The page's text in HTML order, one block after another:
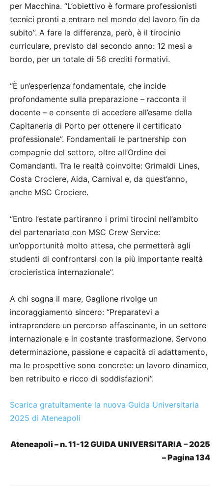
per Macchina. “L’obiettivo è formare professionisti
tecnici pronti a entrare nel mondo del lavoro fin da
subito”. A fare la differenza, però, è il tirocinio
curriculare, previsto dal secondo anno: 12 mesi a
bordo, per un totale di 56 crediti formativi.
“È un’esperienza fondamentale, che incide
profondamente sulla preparazione – racconta il
docente – e consente di accedere all’esame della
Capitaneria di Porto per ottenere il certificato
professionale”. Fondamentali le partnership con
compagnie del settore, oltre all’Ordine dei
Comandanti. Tra le realtà coinvolte: Grimaldi Lines,
Costa Crociere, Aida, Carnival e, da quest’anno,
anche MSC Crociere.
“Entro l’estate partiranno i primi tirocini nell’ambito
del partenariato con MSC Crew Service:
un’opportunità molto attesa, che permetterà agli
studenti di confrontarsi con la più importante realtà
crocieristica internazionale”.
A chi sogna il mare, Gaglione rivolge un
incoraggiamento sincero: “Preparatevi a
intraprendere un percorso affascinante, in un settore
internazionale e in costante trasformazione. Servono
determinazione, passione e capacità di adattamento,
ma le prospettive sono concrete: un lavoro dinamico,
ben retribuito e ricco di soddisfazioni”.
Scarica gratuitamente la nuova Guida Universitaria
2025 di Ateneapoli
Ateneapoli – n. 11-12 GUIDA UNIVERSITARIA – 2025
– Pagina 134